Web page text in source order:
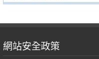
網站安全政策